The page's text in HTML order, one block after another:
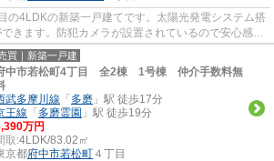
の4LDKの新築一戸建てです。太陽光発電システム搭
きます。防犯カメラが設置されているので安心感が
住まいをお探しなら多...
買｜新築一戸建
中市若松町4丁目 全2棟 1号棟 仲介手数料無
武多摩川線 「 多磨 」駅 徒歩17分
王線 「 多磨霊園 」駅 徒歩19分
万円
取:4LDK/83.02㎡
京都府中市若松町 ４丁目